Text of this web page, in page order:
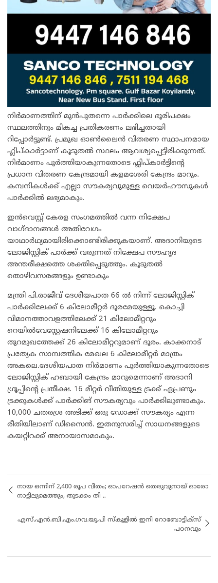
നിർമാണത്തിന് മുൻപുതന്നെ പാർക്കിലെ ഭൂരിപക്ഷം
സ്ഥലത്തിനും മികച്ച പ്രതികരണം ലഭിച്ചതായി
റിപ്പോർട്ടുണ്ട്. പ്രമുഖ ഓൺലൈൻ വിതരണ സ്ഥാപനമായ
ഫ്ലിപ്കാർട്ടാണ് കൂടുതൽ സ്ഥലം ആവശ്യപ്പെട്ടിരിക്കുന്നത്.
നിർമാണം പൂർത്തിയാകുന്നതോടെ ഫ്ലിപ്കാർട്ടിന്റെ
പ്രധാന വിതരണ കേന്ദ്രമായി കളമശേരി കേന്ദ്രം മാറും.
കമ്പനികൾക്ക് എല്ലാ സൗകര്യവുമുള്ള വെയർഹൗസുകൾ
പാർക്കിൽ ലഭ്യമാകും.
ഇൻവെസ്റ്റ് കേരള സംഗമത്തിൽ വന്ന നിക്ഷേപ
വാഗ്ദാനങ്ങൾ അതിവേഗം
യാഥാർഥ്യമായിരിക്കൊണ്ടിരിക്കുകയാണ്. അദാനിയുടെ
ലോജിസ്റ്റിക് പാർക്ക് വരുന്നത് നിക്ഷേപ സൗഹൃദ
അന്തരീക്ഷത്തെ ശക്തിപ്പെടുത്തും. കൂടുതൽ
തൊഴിവസരങ്ങളും ഉണ്ടാകും
മന്ത്രി പി.രാജീവ് ദേശീയപാത 66 ൽ നിന്ന് ലോജിസ്റ്റിക്
പാർക്കിലേക്ക് 6 കിലോമീറ്റർ ദൂരമേയുള്ളൂ. കൊച്ചി
വിമാനത്താവളത്തിലേക്ക് 21 കിലോമീറ്ററും
റെയിൽവേസ്റ്റേഷനിലേക്ക് 16 കിലോമീറ്ററും
തുറമുഖത്തേക്ക് 26 കിലോമീറ്ററുമാണ് ദൂരം. കാക്കനാട്
പ്രത്യേക സാമ്പത്തിക മേഖല 6 കിലോമീറ്റർ മാത്രം
അകലെ.ദേശീയപാത നിർമാണം പൂർത്തിയാകുന്നതോടെ
ലോജിസ്റ്റിക് ഹബായി കേന്ദ്രം മാറുമെന്നാണ് അദാനി
ഗ്രൂപ്പിന്റെ പ്രതീക്ഷ. 16 മീറ്റർ വീതിയുള്ള ട്രക്ക് ഏപ്രണും
ട്രക്കുകൾക്ക് പാർക്കിങ് സൗകര്യവും പാർക്കിലുണ്ടാകും.
10,000 ചതരശ്ര അടിക്ക് ഒരു ഡോക്ക് സൗകര്യം എന്ന
രീതിയിലാണ് ഡിസൈൻ. ഇതനുസരിച്ച് സാധനങ്ങളുടെ
കയറ്റിറക്ക് അനായാസമാകും.
നായ ഒന്നിന് 2,400 രൂപ വീതം; ഓപറേഷൻ തെരുവുനായ് ഓരോ
നാട്ടിലുമെത്തും, തുടക്കം തി ..
എസ്.എൻ.ബി.എം.ഗവ.യു.പി സ്കൂളിൽ ഇനി റോബോട്ടിക്സ്
പഠനവും